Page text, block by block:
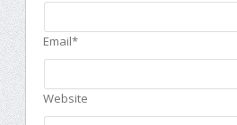
Email*
Website